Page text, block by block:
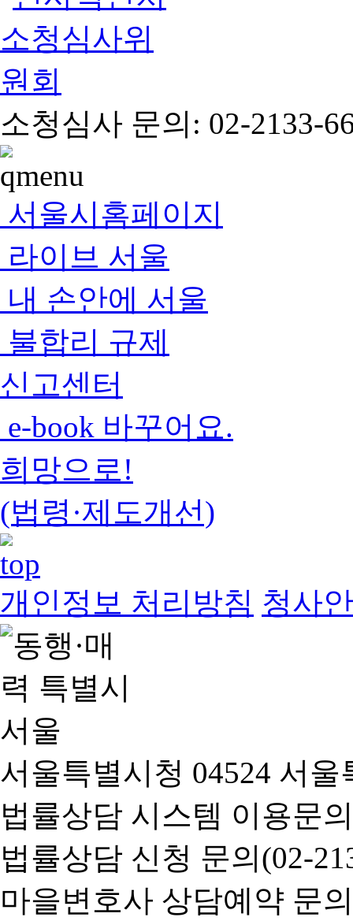
소청심사 문의: 02-2133-
서울시홈페이지
라이브 서울
내 손안에 서울
불합리 규제
신고센터
e-book 바꾸어요.
희망으로!
(법령·제도개선)
개인정보 처리방침 청사
서울특별시청 04524 서
법률상담 시스템 이용문
법률상담 신청 문의(02-
마을변호사 상담예약 문